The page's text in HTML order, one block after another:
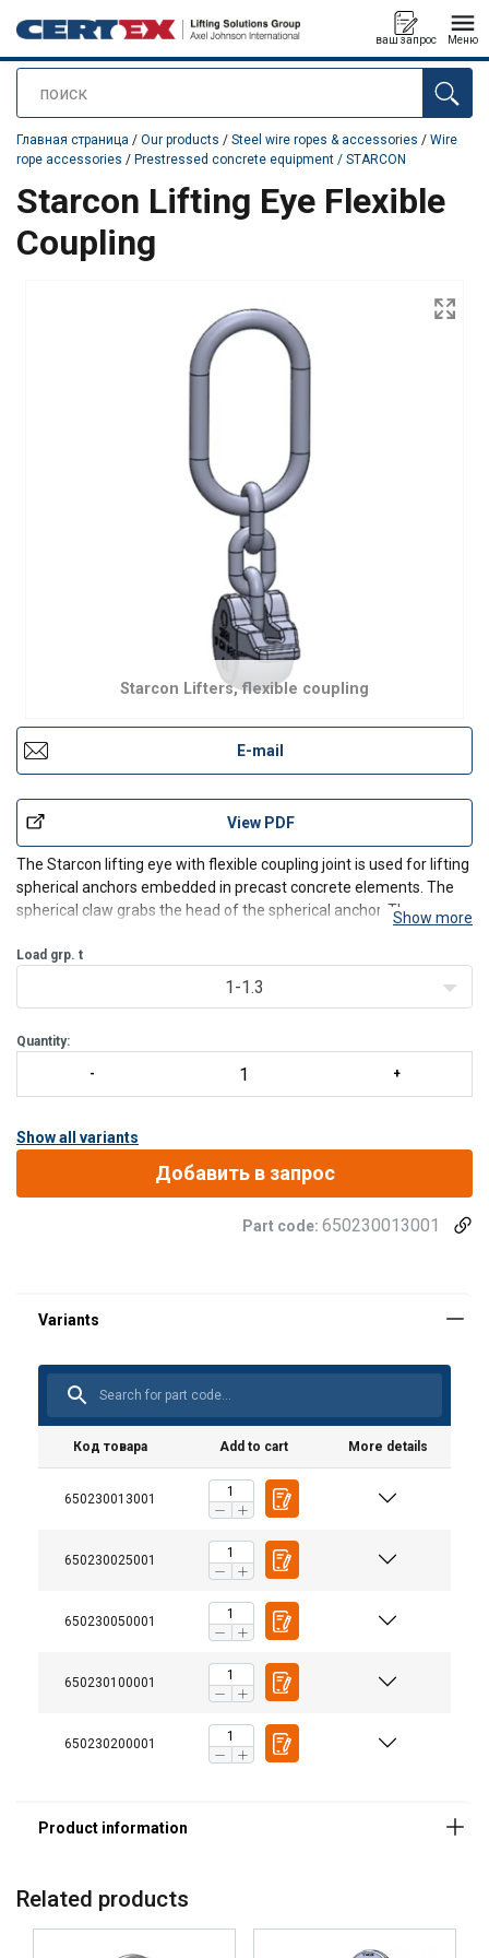
поиск
ваш запрос Меню
Продукт добавлен в ваш запрос
Главная страница / Our products / Steel wire ropes & accessories / Wire
rope accessories / Prestressed concrete equipment / STARCON
Starcon Lifting Eye Flexible
Coupling
Starcon Lifters, flexible coupling
E-mail
View PDF
The Starcon lifting eye with flexible coupling joint is used for lifting
spherical anchors embedded in precast concrete elements. The
spherical claw grabs the head of the spherical anchor. The
coupling to be used at many different angles.
Show more
Load grp. t
1-1.3
Quantity:
Show all variants
Добавить в запрос
Part code: 650230013001
Код товара Add to cart More details
650230013001
650230025001
650230050001
650230100001
650230200001
Related products